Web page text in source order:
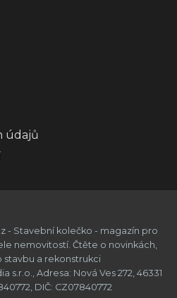
údajů
- Stavební kolečko - magazín pro
nemovitostí. Čtěte o novinkách,
stavbu a rekonstrukci
s.r.o., Adresa: Nová Ves 272, 46331
DIČ: CZ07840772